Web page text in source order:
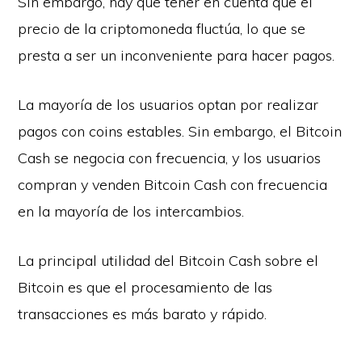
precio de la criptomoneda fluctúa, lo que se
presta a ser un inconveniente para hacer pagos.
La mayoría de los usuarios optan por realizar
pagos con coins estables. Sin embargo, el Bitcoin
Cash se negocia con frecuencia, y los usuarios
compran y venden Bitcoin Cash con frecuencia
en la mayoría de los intercambios.
La principal utilidad del Bitcoin Cash sobre el
Bitcoin es que el procesamiento de las
transacciones es más barato y rápido.